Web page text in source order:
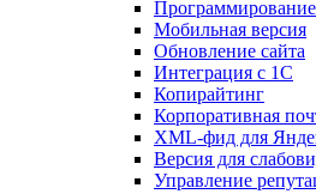
Программирование
Мобильная версия
Обновление сайта
Интеграция с 1С
Копирайтинг
Корпоративная
XML-фид для
Версия для
Управление